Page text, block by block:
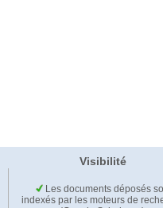
Visibilité
Les documents déposés
indexés par les moteurs de